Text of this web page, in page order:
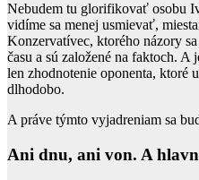
Nebudem tu glorifikovať osobu
vidíme sa menej usmievať,
Konzervatívec, ktorého názory
času a sú založené na faktoch.
len zhodnotenie oponenta, ktoré
dlhodobo.
A práve týmto vyjadreniam sa
Ani dnu, ani von. A